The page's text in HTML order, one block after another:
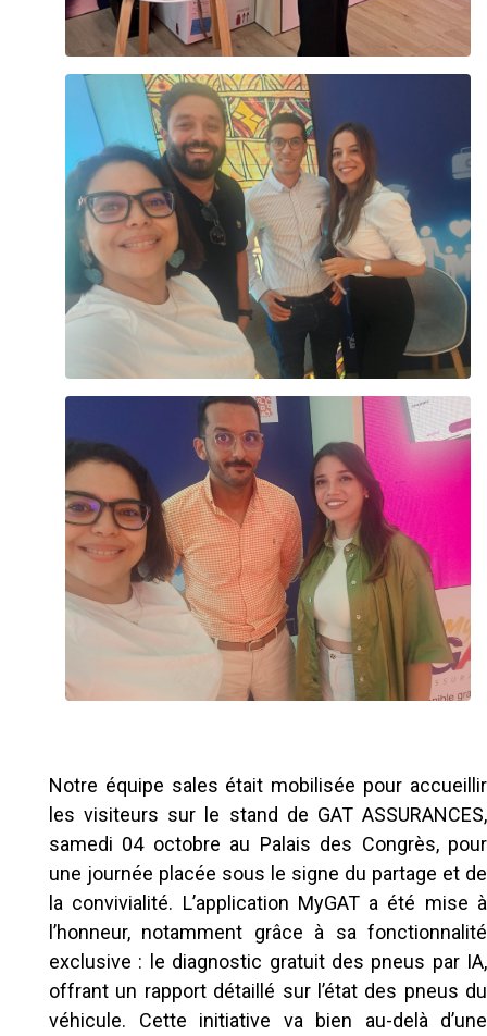
Notre équipe sales était mobilisée pour accueillir
les visiteurs sur le stand de GAT ASSURANCES,
samedi 04 octobre au Palais des Congrès, pour
une journée placée sous le signe du partage et de
la convivialité. L’application MyGAT a été mise à
l’honneur, notamment grâce à sa fonctionnalité
exclusive : le diagnostic gratuit des pneus par IA,
offrant un rapport détaillé sur l’état des pneus du
véhicule. Cette initiative va bien au-delà d’une